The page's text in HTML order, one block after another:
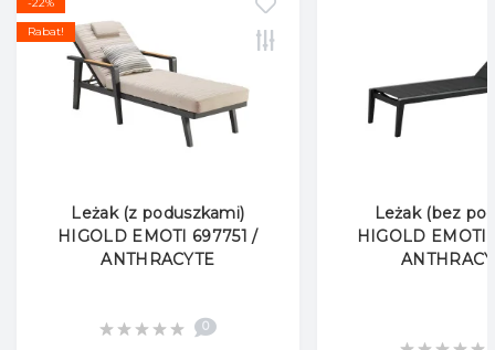
Rabat!
Leżak (z poduszkami)
HIGOLD EMOTI 697751 /
ANTHRACYTE
0
Leżak (bez
HIGOLD EMOTI